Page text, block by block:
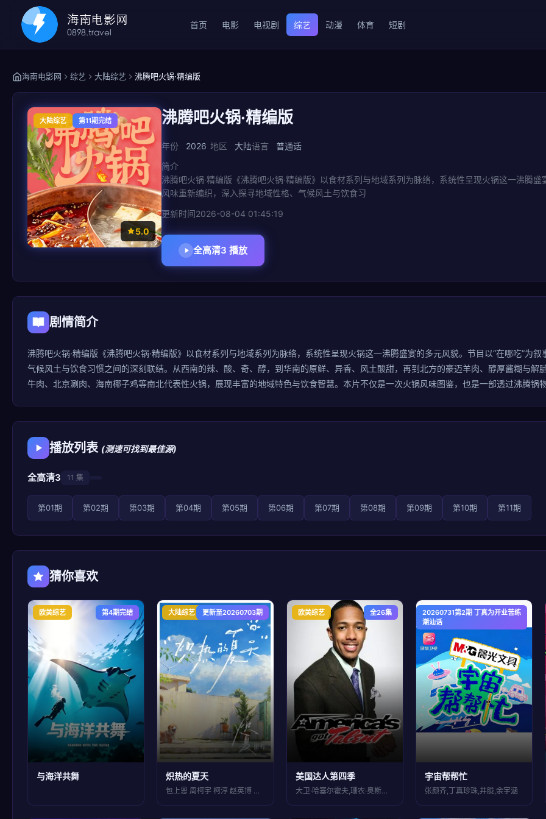
首页 电影 电视剧 综艺 动漫 体育 短剧
海南电影网 综艺 大陆综艺 沸腾吧火锅·精编版
大陆综艺 第11期完结
5.0
沸腾吧火锅·精编版
年份 2026 地区 大陆语言
普通话
简介
沸腾吧火锅·精编版《沸腾吧火锅·精编版》以食材系列与地域系列为脉络，系统性呈现火锅这一沸腾
风味重新编织，深入探寻地域性格、气候风土与饮食习
更新时间2026-08-04 01:45:19
全高清3 播放
剧情简介
沸腾吧火锅·精编版《沸腾吧火锅·精编版》以食材系列与地域系列为脉络，系统性呈现火锅这一沸腾盛宴的多元风貌。节目以“在哪吃”为
气候风土与饮食习惯之间的深刻联结。从西南的辣、酸、奇、醇，到华南的原鲜、异香、风土酸甜，再到北方的豪迈羊肉、醇厚酱糊与
牛肉、北京涮肉、海南椰子鸡等南北代表性火锅，展现丰富的地域特色与饮食智慧。本片不仅是一次火锅风味图鉴，也是一部透过沸腾锅
播放列表 (测速可找到最佳源)
全高清3 11 集
第01期 第02期 第03期 第04期 第05期 第06期 第07期 第08期 第09期 第10期 第11期
猜你喜欢
欧美综艺 第4期完结
与海洋共舞
大陆综艺 更新至20260703期
炽热的夏天
包上恩 周柯宇 柯淳 赵英博 付伟伦 徐
欧美综艺 全26集
美国达人第四季
大卫·哈塞尔霍夫,珊农·奥斯博内,皮尔斯
大陆综艺
20260731第2期 丁真为开业苦练
潮汕话
宇宙帮帮忙
张颜齐,丁真珍珠,井胧,余宇涵